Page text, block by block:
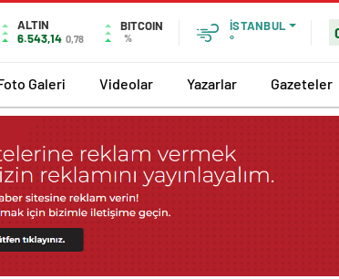
ALTIN
6.543,14 0,78
BITCOIN
%
İSTANBUL
°
Galeri Videolar Yazarlar Gazeteler